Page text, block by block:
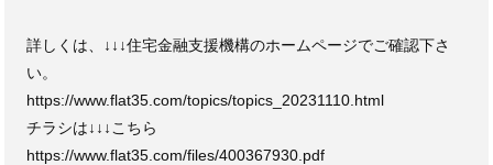
詳しくは、↓↓↓住宅金融支援機構のホームページでご確認下さ
い。
https://www.flat35.com/topics/topics_20231110.html
チラシは↓↓↓こちら
https://www.flat35.com/files/400367930.pdf